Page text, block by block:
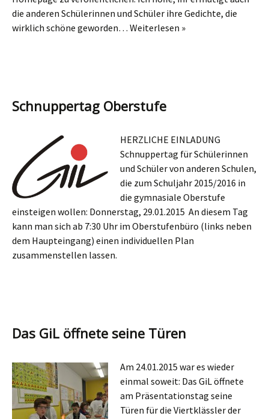
die anderen Schülerinnen und Schüler ihre Gedichte, die
wirklich schöne geworden… Weiterlesen »
Schnuppertag Oberstufe
HERZLICHE EINLADUNG
Schnuppertag für Schülerinnen
und Schüler von anderen Schulen,
die zum Schuljahr 2015/2016 in
die gymnasiale Oberstufe
einsteigen wollen: Donnerstag, 29.01.2015 An diesem Tag
kann man sich ab 7:30 Uhr im Oberstufenbüro (links neben
dem Haupteingang) einen individuellen Plan
zusammenstellen lassen.
Das GiL öffnete seine Türen
Am 24.01.2015 war es wieder
einmal soweit: Das GiL öffnete
am Präsentationstag seine
Türen für die Viertklässler der